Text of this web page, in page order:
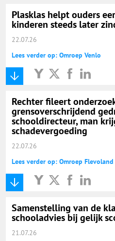
Plasklas helpt ouders
kinderen steeds later
22.07.26
Lees verder op: Omroep Venlo
Rechter fileert
grensoverschrijdend
schooldirecteur, man
schadevergoeding
22.07.26
Lees verder op: Omroep Flevoland
Samenstelling van de
schooladvies bij gelijk
21.07.26